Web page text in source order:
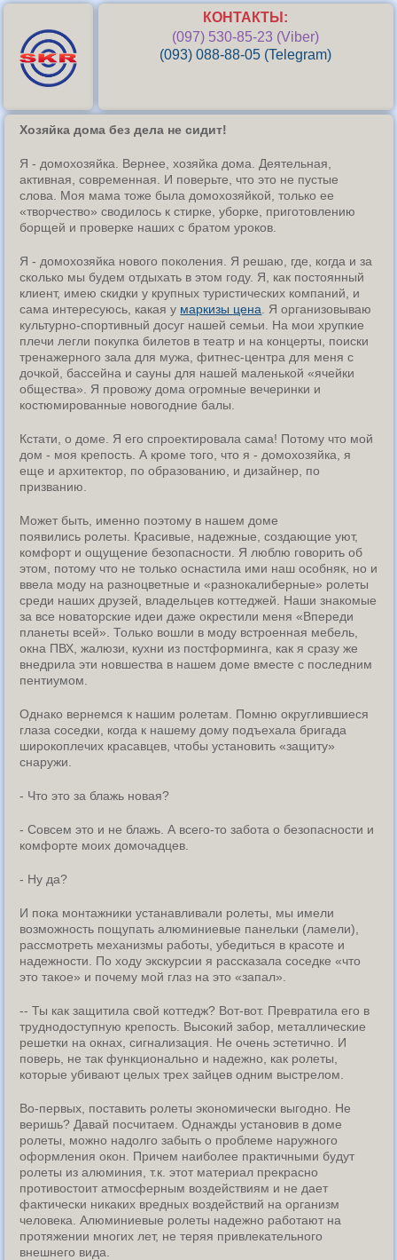
КОНТАКТЫ:
(097) 530-85-23 (Viber)
(093) 088-88-05 (Telegram)
Хозяйка дома без дела не сидит!
Я - домохозяйка. Вернее, хозяйка дома. Деятельная,
активная, современная. И поверьте, что это не пустые
слова. Моя мама тоже была домохозяйкой, только ее
«творчество» сводилось к стирке, уборке, приготовлению
борщей и проверке наших с братом уроков.
Я - домохозяйка нового поколения. Я решаю, где, когда и за
сколько мы будем отдыхать в этом году. Я, как постоянный
клиент, имею скидки у крупных туристических компаний, и
сама интересуюсь, какая у маркизы цена . Я организовываю
культурно-спортивный досуг нашей семьи. На мои хрупкие
плечи легли покупка билетов в театр и на концерты, поиски
тренажерного зала для мужа, фитнес-центра для меня с
дочкой, бассейна и сауны для нашей маленькой «ячейки
общества». Я провожу дома огромные вечеринки и
костюмированные новогодние балы.
Кстати, о доме. Я его спроектировала сама! Потому что мой
дом - моя крепость. А кроме того, что я - домохозяйка, я
еще и архитектор, по образованию, и дизайнер, по
призванию.
Может быть, именно поэтому в нашем доме
появились ролеты. Красивые, надежные, создающие уют,
комфорт и ощущение безопасности. Я люблю говорить об
этом, потому что не только оснастила ими наш особняк, но и
ввела моду на разноцветные и «разнокалиберные» ролеты
среди наших друзей, владельцев коттеджей. Наши знакомые
за все новаторские идеи даже окрестили меня «Впереди
планеты всей». Только вошли в моду встроенная мебель,
окна ПВХ, жалюзи, кухни из постформинга, как я сразу же
внедрила эти новшества в нашем доме вместе с последним
пентиумом.
Однако вернемся к нашим ролетам. Помню округлившиеся
глаза соседки, когда к нашему дому подъехала бригада
широкоплечих красавцев, чтобы установить «защиту»
снаружи.
- Что это за блажь новая?
- Совсем это и не блажь. А всего-то забота о безопасности и
комфорте моих домочадцев.
- Ну да?
И пока монтажники устанавливали ролеты, мы имели
возможность пощупать алюминиевые панельки (ламели),
рассмотреть механизмы работы, убедиться в красоте и
надежности. По ходу экскурсии я рассказала соседке «что
это такое» и почему мой глаз на это «запал».
-- Ты как защитила свой коттедж? Вот-вот. Превратила его в
труднодоступную крепость. Высокий забор, металлические
решетки на окнах, сигнализация. Не очень эстетично. И
поверь, не так функционально и надежно, как ролеты,
которые убивают целых трех зайцев одним выстрелом.
Во-первых, поставить ролеты экономически выгодно. Не
веришь? Давай посчитаем. Однажды установив в доме
ролеты, можно надолго забыть о проблеме наружного
оформления окон. Причем наиболее практичными будут
ролеты из алюминия, т.к. этот материал прекрасно
противостоит атмосферным воздействиям и не дает
фактически никаких вредных воздействий на организм
человека. Алюминиевые ролеты надежно работают на
протяжении многих лет, не теряя привлекательного
внешнего вида.